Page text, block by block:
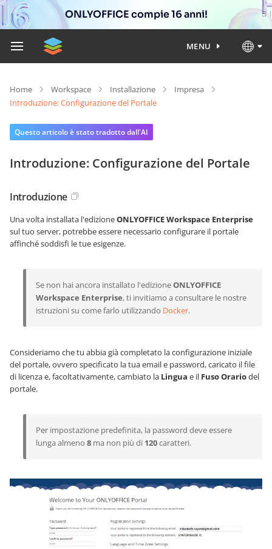
ONLYOFFICE compie 16 anni!
MENU
Home Workspace Installazione
Impresa
Introduzione: Configurazione del Portale
Questo articolo è stato tradotto dall'AI
Introduzione: Configurazione del Portale
Introduzione
Una volta installata l'edizioneONLYOFFICE Workspace Enterprise
sul tuo server, potrebbe essere necessario configurare il portale
affinché soddisfi le tue esigenze.
Se non hai ancora installato l'edizioneONLYOFFICE
Workspace Enterprise, ti invitiamo a consultare le nostre
istruzioni su come farlo utilizzando Docker.
Consideriamo che tu abbia già completato la configurazione iniziale
del portale, ovvero specificato la tua email e password, caricato il file
di licenza e, facoltativamente, cambiato la Lingua e il Fuso Orariodel
portale.
Per impostazione predefinita, la password deve essere
lunga almeno 8 ma non più di 120caratteri.